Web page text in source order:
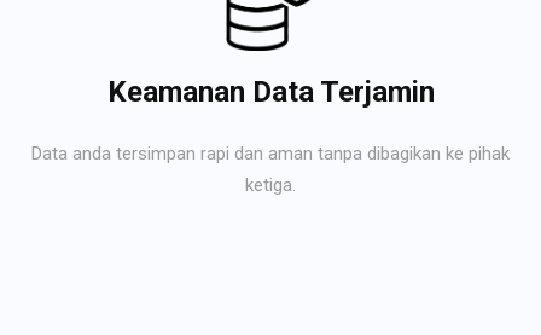
Keamanan Data Terjamin
Data anda tersimpan rapi dan aman tanpa dibagikan ke pihak
ketiga.